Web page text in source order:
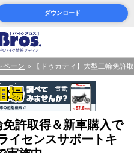
ダウンロード
ペーン 【ドゥカティ】大型二輪免許
免許取得＆新車購入で
イセンスサポートキ